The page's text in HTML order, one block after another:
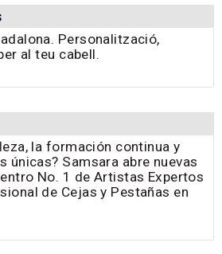
Personalització,
al teu cabell.
la formación continua y
únicas? Samsara abre nuevas
No. 1 de Artistas Expertos
de Cejas y Pestañas en